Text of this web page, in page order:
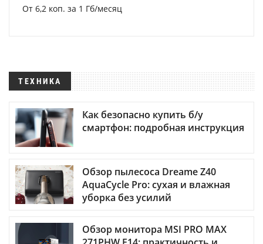
От 6,2 коп. за 1 Гб/месяц
ТЕХНИКА
Как безопасно купить б/у
смартфон: подробная инструкция
Обзор пылесоса Dreame Z40
AquaCycle Pro: сухая и влажная
уборка без усилий
Обзор монитора MSI PRO MAX